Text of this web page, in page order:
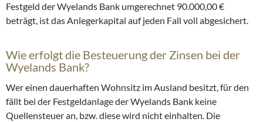
Festgeld der Wyelands Bank umgerechnet 90.000,00 €
beträgt, ist das Anlegerkapital auf jeden Fall voll abgesichert.
Wie erfolgt die Besteuerung der Zinsen bei der
Wyelands Bank?
Wer einen dauerhaften Wohnsitz im Ausland besitzt, für den
fällt bei der Festgeldanlage der Wyelands Bank keine
Quellensteuer an, bzw. diese wird nicht einhalten. Die